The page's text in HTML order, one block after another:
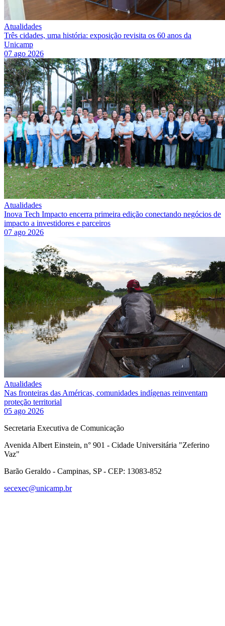
Atualidades
Três cidades, uma história: exposição revisita os 60 anos da
Unicamp
07 ago 2026
Atualidades
Inova Tech Impacto encerra primeira edição conectando negócios de
impacto a investidores e parceiros
07 ago 2026
Atualidades
Nas fronteiras das Américas, comunidades indígenas reinventam
proteção territorial
05 ago 2026
Secretaria Executiva de Comunicação
Avenida Albert Einstein, n° 901 - Cidade Universitária "Zeferino
Vaz"
Barão Geraldo - Campinas, SP - CEP: 13083-852
secexec@unicamp.br